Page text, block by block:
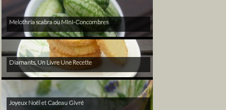
Melothria scabra ou Mini-Concombres
Diamants, Un Livre Une Recette
Joyeux Noël et Cadeau Givré